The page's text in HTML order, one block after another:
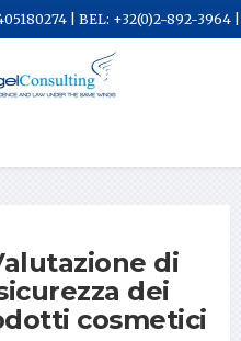
| BEL: +32(0)2-892-3964
di
dei
cosmetici